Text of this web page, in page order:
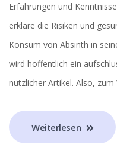
Erfahrungen und
erkläre die Risiken und
Konsum von Absinth in
wird hoffentlich ein
nützlicher Artikel. Also, zum
Weiterlesen